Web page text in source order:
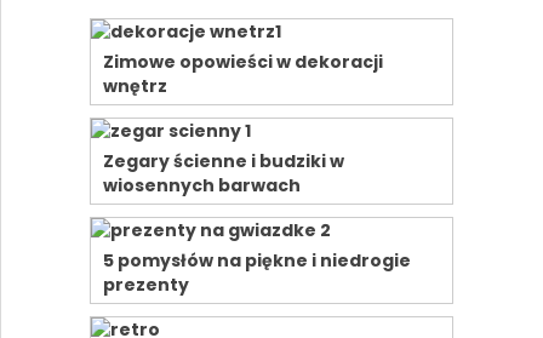
Zimowe opowieści w dekoracji
wnętrz
Zegary ścienne i budziki w
wiosennych barwach
5 pomysłów na piękne i niedrogie
prezenty